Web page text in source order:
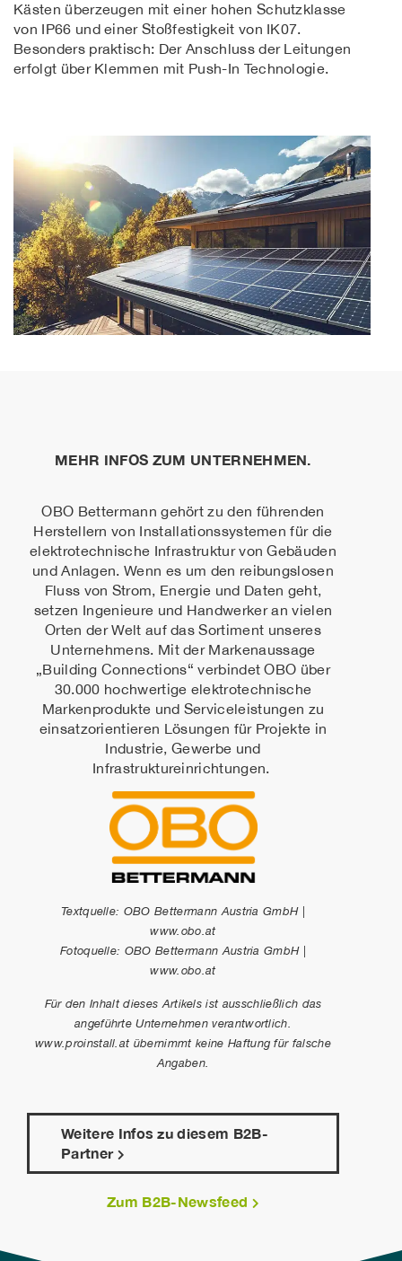
Kästen überzeugen mit einer hohen Schutzklasse
von IP66 und einer Stoßfestigkeit von IK07.
Besonders praktisch: Der Anschluss der Leitungen
erfolgt über Klemmen mit Push-In Technologie.
MEHR INFOS ZUM UNTERNEHMEN.
OBO Bettermann gehört zu den führenden
Herstellern von Installationssystemen für die
elektrotechnische Infrastruktur von Gebäuden
und Anlagen. Wenn es um den reibungslosen
Fluss von Strom, Energie und Daten geht,
setzen Ingenieure und Handwerker an vielen
Orten der Welt auf das Sortiment unseres
Unternehmens. Mit der Markenaussage
„Building Connections“ verbindet OBO über
30.000 hochwertige elektrotechnische
Markenprodukte und Serviceleistungen zu
einsatzorientieren Lösungen für Projekte in
Industrie, Gewerbe und
Infrastruktureinrichtungen.
Textquelle: OBO Bettermann Austria GmbH |
www.obo.at
Fotoquelle: OBO Bettermann Austria GmbH |
www.obo.at
Für den Inhalt dieses Artikels ist ausschließlich das
angeführte Unternehmen verantwortlich.
www.proinstall.at übernimmt keine Haftung für falsche
Angaben.
Weitere Infos zu diesem B2B-
Partner
Zum B2B-Newsfeed